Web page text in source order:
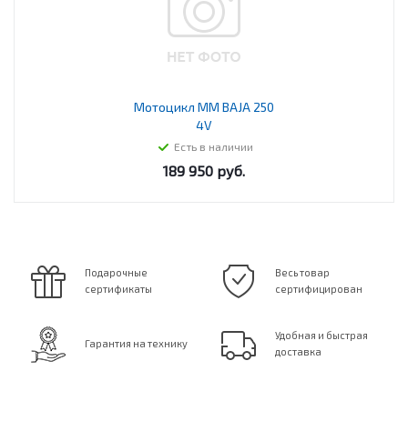
Мотоцикл MM BAJA 250
4V
Есть в наличии
189 950 руб.
Подарочные
сертификаты
Весь товар
сертифицирован
Гарантия на технику
Удобная и быстрая
доставка